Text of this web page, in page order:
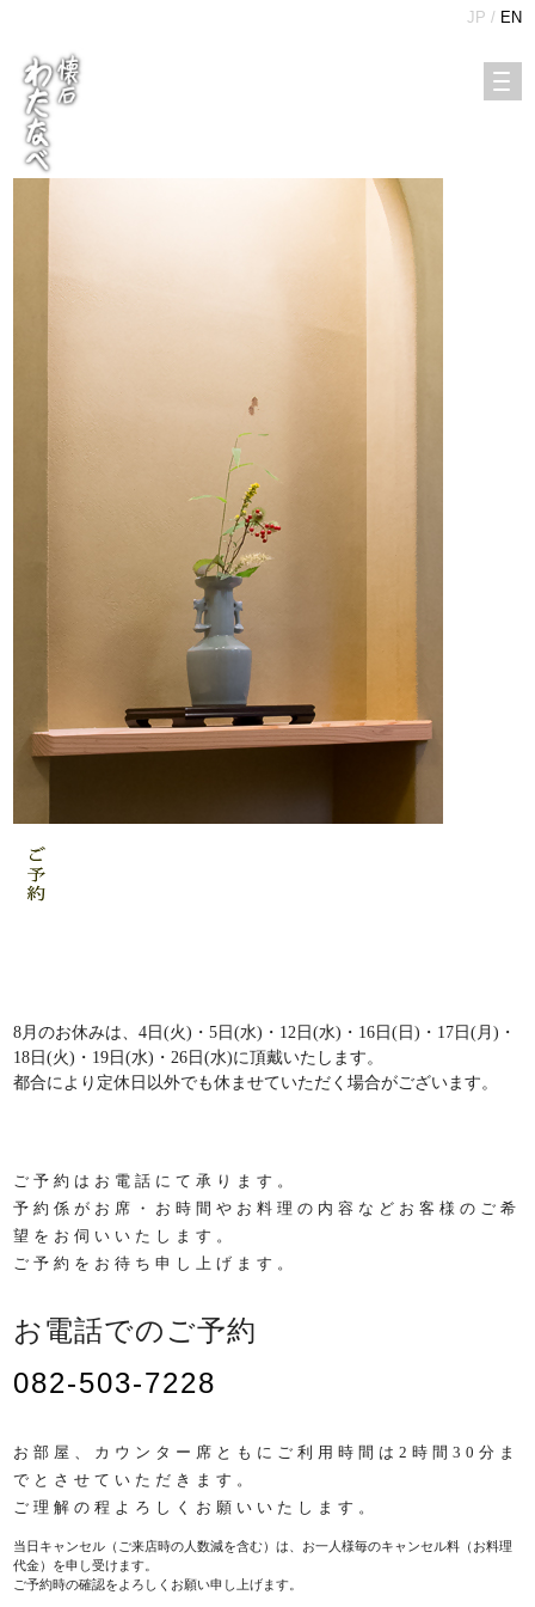
JP /EN
8月のお休みは、4日(火)・5日(水)・12日(水)・16日(日)・17日(月)・
18日(火)・19日(水)・26日(水)に頂戴いたします。
都合により定休日以外でも休ませていただく場合がございます。
ご予約はお電話にて承ります。
予約係がお席・お時間やお料理の内容などお客様のご希
望をお伺いいたします。
ご予約をお待ち申し上げます。
お電話でのご予約
082-503-7228
お部屋、カウンター席ともにご利用時間は2時間30分ま
でとさせていただきます。
ご理解の程よろしくお願いいたします。
当日キャンセル（ご来店時の人数減を含む）は、お一人様毎のキャンセル料（お料理
代金）を申し受けます。
ご予約時の確認をよろしくお願い申し上げます。